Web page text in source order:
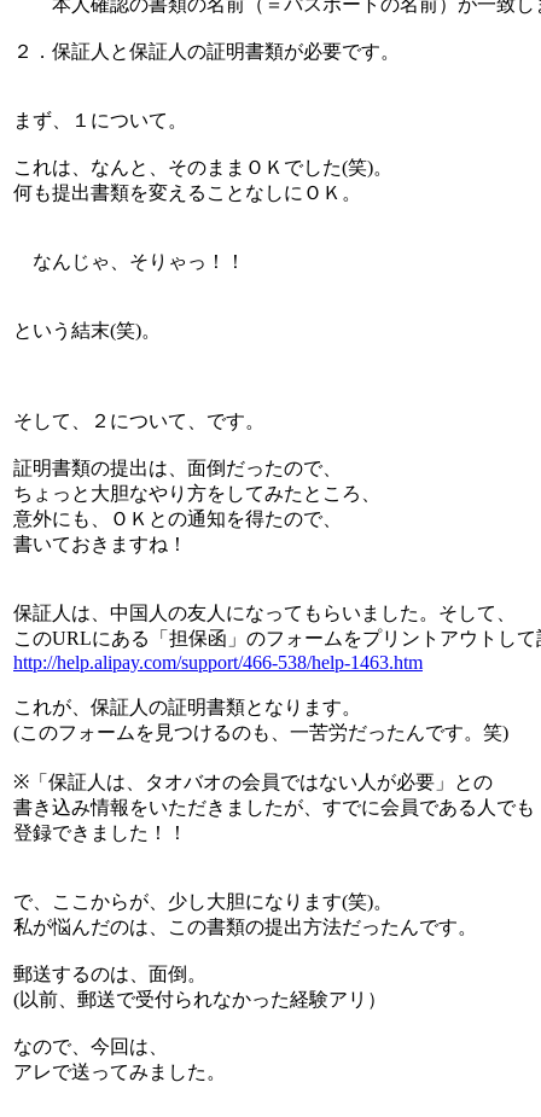
本人確認の書類の名前（＝パスポートの名前）が一致し
２．保証人と保証人の証明書類が必要です。
まず、１について。
これは、なんと、そのままＯＫでした(笑)。
何も提出書類を変えることなしにＯＫ。
なんじゃ、そりゃっ！！
という結末(笑)。
そして、２について、です。
証明書類の提出は、面倒だったので、
ちょっと大胆なやり方をしてみたところ、
意外にも、ＯＫとの通知を得たので、
書いておきますね！
保証人は、中国人の友人になってもらいました。そして、
このURLにある「担保函」のフォームをプリントアウトして
http://help.alipay.com/support/466-538/help-1463.htm
これが、保証人の証明書類となります。
(このフォームを見つけるのも、一苦労だったんです。笑)
※「保証人は、タオバオの会員ではない人が必要」との
書き込み情報をいただきましたが、すでに会員である人でも
登録できました！！
で、ここからが、少し大胆になります(笑)。
私が悩んだのは、この書類の提出方法だったんです。
郵送するのは、面倒。
(以前、郵送で受付られなかった経験アリ）
なので、今回は、
アレで送ってみました。